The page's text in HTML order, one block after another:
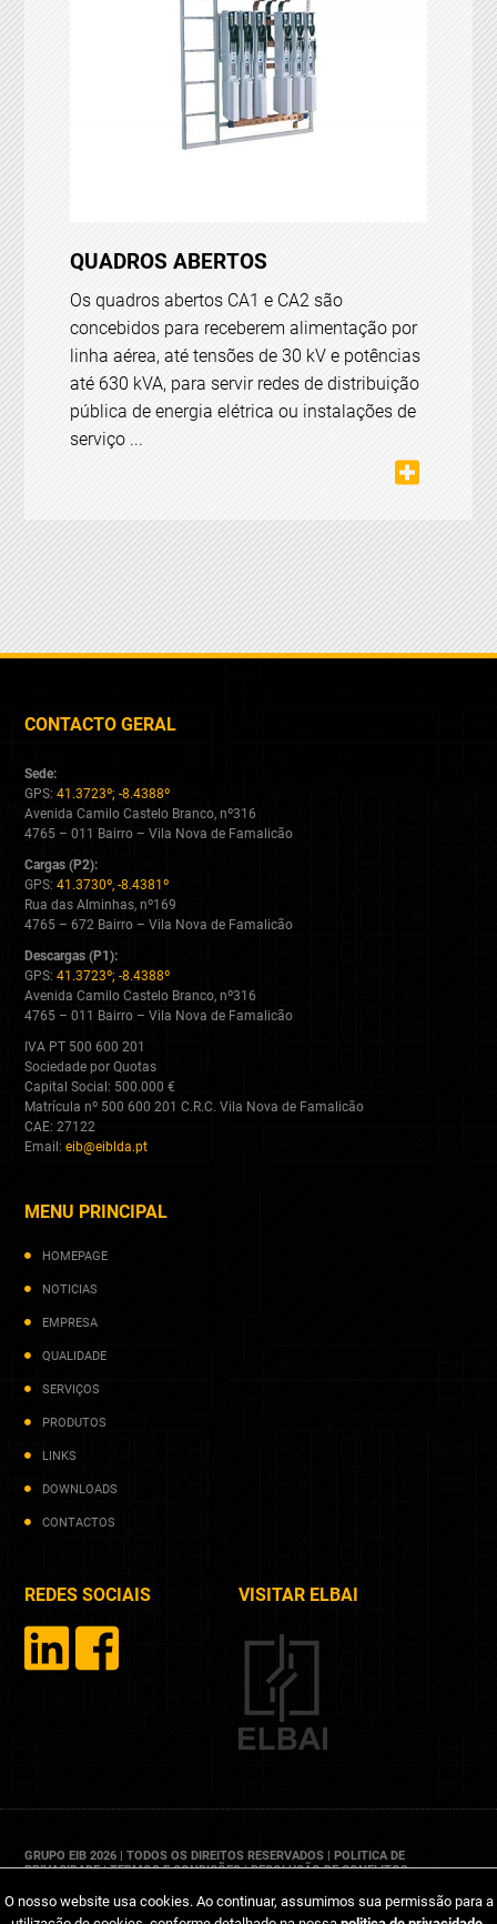
QUADROS ABERTOS
Os quadros abertos CA1 e CA2 são
concebidos para receberem alimentação por
linha aérea, até tensões de 30 kV e potências
até 630 kVA, para servir redes de distribuição
pública de energia elétrica ou instalações de
serviço ...
O nosso website usa cookies. Ao continuar, assumimos sua permissão para a
CONTACTO GERAL
Sede:
GPS:41.3723º; -8.4388º
Avenida Camilo Castelo Branco, nº316
4765 – 011 Bairro – Vila Nova de Famalicão
Cargas (P2):
GPS:41.3730º, -8.4381º
Rua das Alminhas, nº169
4765 – 672 Bairro – Vila Nova de Famalicão
Descargas (P1):
GPS:41.3723º; -8.4388º
Avenida Camilo Castelo Branco, nº316
4765 – 011 Bairro – Vila Nova de Famalicão
IVA PT 500 600 201
Sociedade por Quotas
Capital Social: 500.000 €
Matrícula nº 500 600 201 C.R.C. Vila Nova de Famalicão
CAE: 27122
Email:eib@eiblda.pt
MENU PRINCIPAL
HOMEPAGE
NOTICIAS
EMPRESA
QUALIDADE
SERVIÇOS
PRODUTOS
LINKS
DOWNLOADS
CONTACTOS
REDES SOCIAIS VISITAR ELBAI
GRUPO EIB 2026 | TODOS OS DIREITOS RESERVADOS |
POLITICA DE
PRIVACIDADE|TERMOS E CONDIÇÕES|RESOLUÇÃO DE CONFLITOS